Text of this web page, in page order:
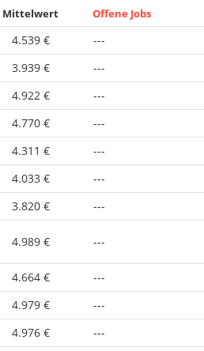
Mittelwert Offene Jobs
4.539 €
---
3.939 €
---
4.922 €
---
4.770 €
---
4.311 €
---
4.033 €
---
3.820 €
---
4.989 € ---
4.664 €
---
4.979 €
---
4.976 €
---